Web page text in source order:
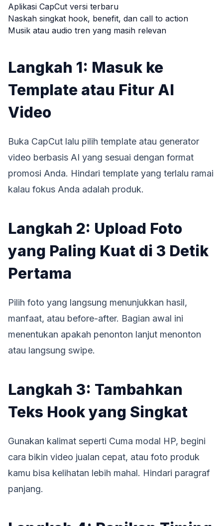
Aplikasi CapCut versi terbaru
Naskah singkat hook, benefit, dan call to action
Musik atau audio tren yang masih relevan
Langkah 1: Masuk ke
Template atau Fitur AI
Video
Buka CapCut lalu pilih template atau generator
video berbasis AI yang sesuai dengan format
promosi Anda. Hindari template yang terlalu ramai
kalau fokus Anda adalah produk.
Langkah 2: Upload Foto
yang Paling Kuat di 3 Detik
Pertama
Pilih foto yang langsung menunjukkan hasil,
manfaat, atau before-after. Bagian awal ini
menentukan apakah penonton lanjut menonton
atau langsung swipe.
Langkah 3: Tambahkan
Teks Hook yang Singkat
Gunakan kalimat seperti Cuma modal HP, begini
cara bikin video jualan cepat, atau foto produk
kamu bisa kelihatan lebih mahal. Hindari paragraf
panjang.